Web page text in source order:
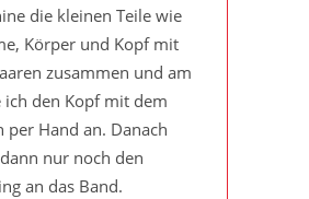
die kleinen Teile wie
Körper und Kopf mit
zusammen und am
ich den Kopf mit dem
per Hand an. Danach
nur noch den
an das Band.